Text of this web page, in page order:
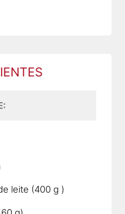
leite (400 g )